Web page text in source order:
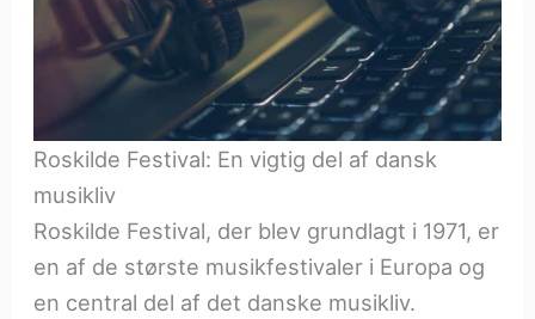
Roskilde Festival: En vigtig del af dansk
musikliv
Roskilde Festival, der blev grundlagt i 1971, er
en af de største musikfestivaler i Europa og
en central del af det danske musikliv.